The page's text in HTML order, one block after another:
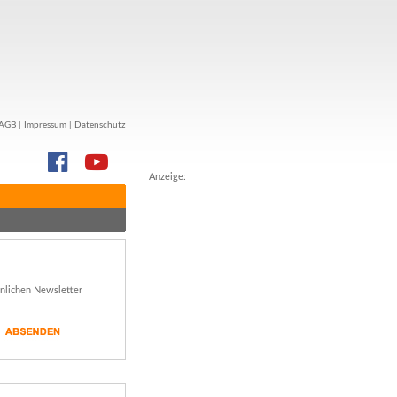
Anzeige:
Impressum Datenschutz
Newsletter